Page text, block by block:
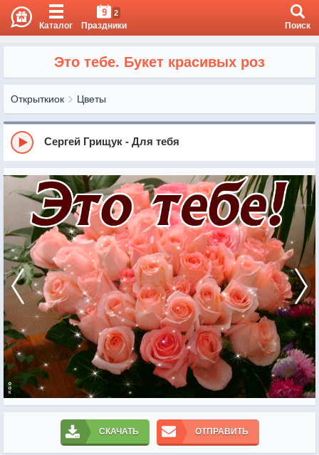
Каталог
9 2
Праздники Поиск
Это тебе. Букет красивых роз
Открыткиок Цветы
Cергей Грищук - Для тебя
СКАЧАТЬ ОТПРАВИТЬ